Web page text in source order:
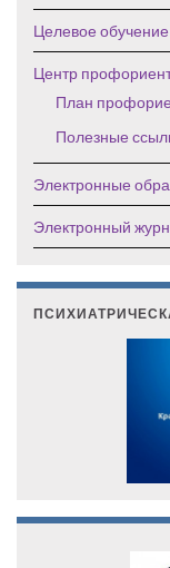
Целевое обучение
Центр
План
Полезные
Электронные
Электронный